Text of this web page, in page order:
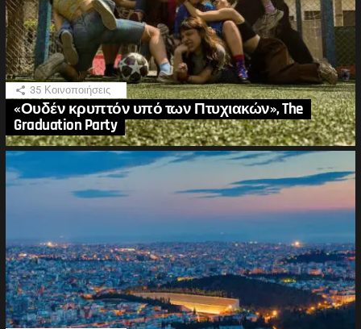
35 Κοινοποιήσεις
«Ουδέν κρυπτόν υπό των Πτυχιακών», The
Graduation Party